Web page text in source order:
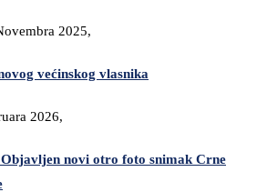
2025,
većinskog vlasnika
2026,
Objavljen novi otro foto snimak Crne